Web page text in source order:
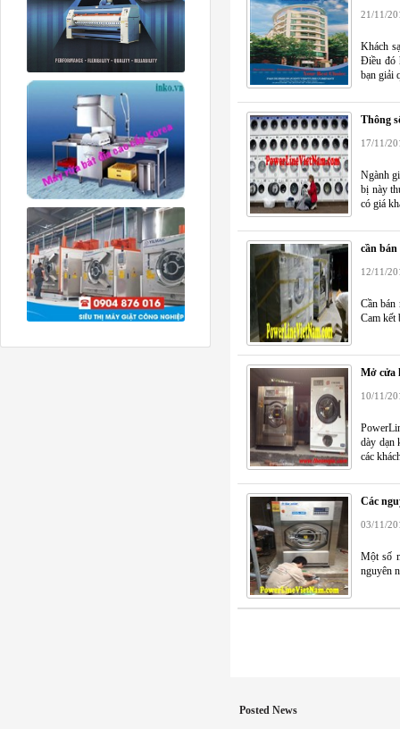
21/11/
Khách
Điều đó
bạn giải
Thông
17/11/
Ngành
bị này
có giá
cần bán
12/11/
Cần bán
Cam kết
Mở cửa
10/11/
dày dạn
các
Các
03/11/
Một số
nguyên
Posted News